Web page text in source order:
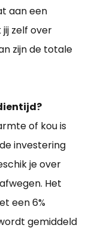
aan een
jij zelf over
zijn de totale
of kou is
investering
je over
Het
een 6%
gemiddeld